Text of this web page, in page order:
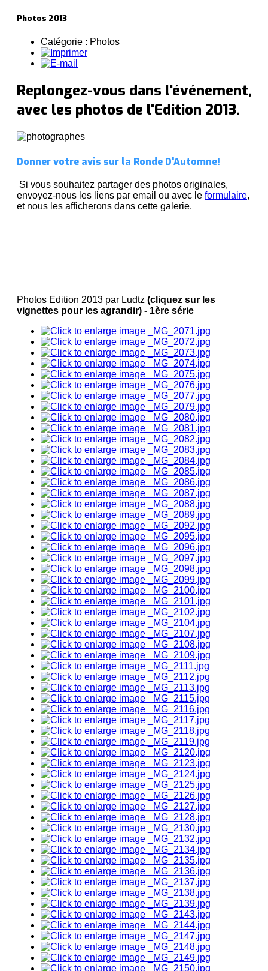
Photos 2013
Catégorie : Photos
Replongez-vous dans l'événement,
avec les photos de l'Edition 2013.
Donner votre avis sur la Ronde D'Automne!
Si vous souhaitez partager des photos originales,
envoyez-nous les liens par email ou avec le formulaire,
et nous les afficherons dans cette galerie.
Photos Edition 2013 par Ludtz (cliquez sur les
vignettes pour les agrandir) - 1ère série